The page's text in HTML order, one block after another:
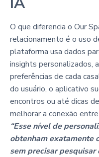
O que diferencia o Our
relacionamento é o uso
plataforma usa dados
insights personalizados,
preferências de cada
do usuário, o aplicativo
encontros ou até dicas
melhorar a conexão
“Esse nível de
obtenham exatamente
sem precisar